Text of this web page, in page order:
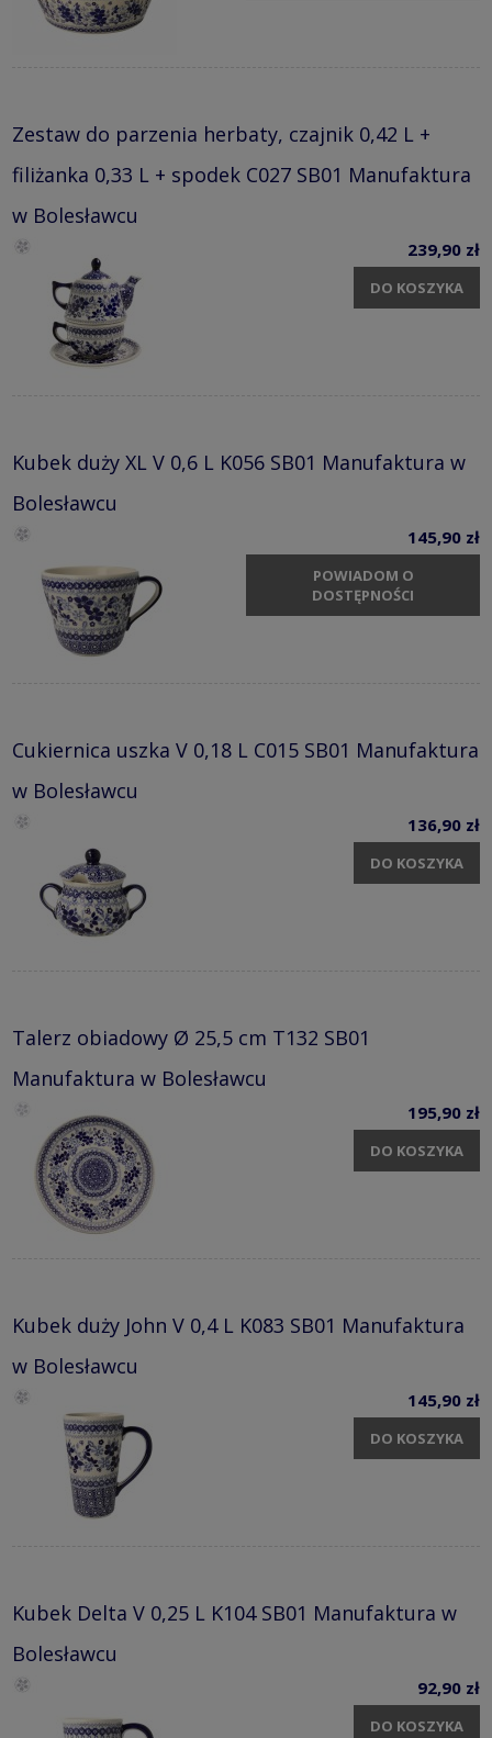
Zestaw do parzenia herbaty, czajnik 0,42 L +
filiżanka 0,33 L + spodek C027 SB01 Manufaktura
w Bolesławcu
239,90 zł
DO KOSZYKA
Kubek duży XL V 0,6 L K056 SB01 Manufaktura w
Bolesławcu
145,90 zł
POWIADOM O
DOSTĘPNOŚCI
Cukiernica uszka V 0,18 L C015 SB01 Manufaktura
w Bolesławcu
136,90 zł
DO KOSZYKA
Talerz obiadowy Ø 25,5 cm T132 SB01
Manufaktura w Bolesławcu
195,90 zł
DO KOSZYKA
Kubek duży John V 0,4 L K083 SB01 Manufaktura
w Bolesławcu
145,90 zł
DO KOSZYKA
Kubek Delta V 0,25 L K104 SB01 Manufaktura w
Bolesławcu
92,90 zł
DO KOSZYKA